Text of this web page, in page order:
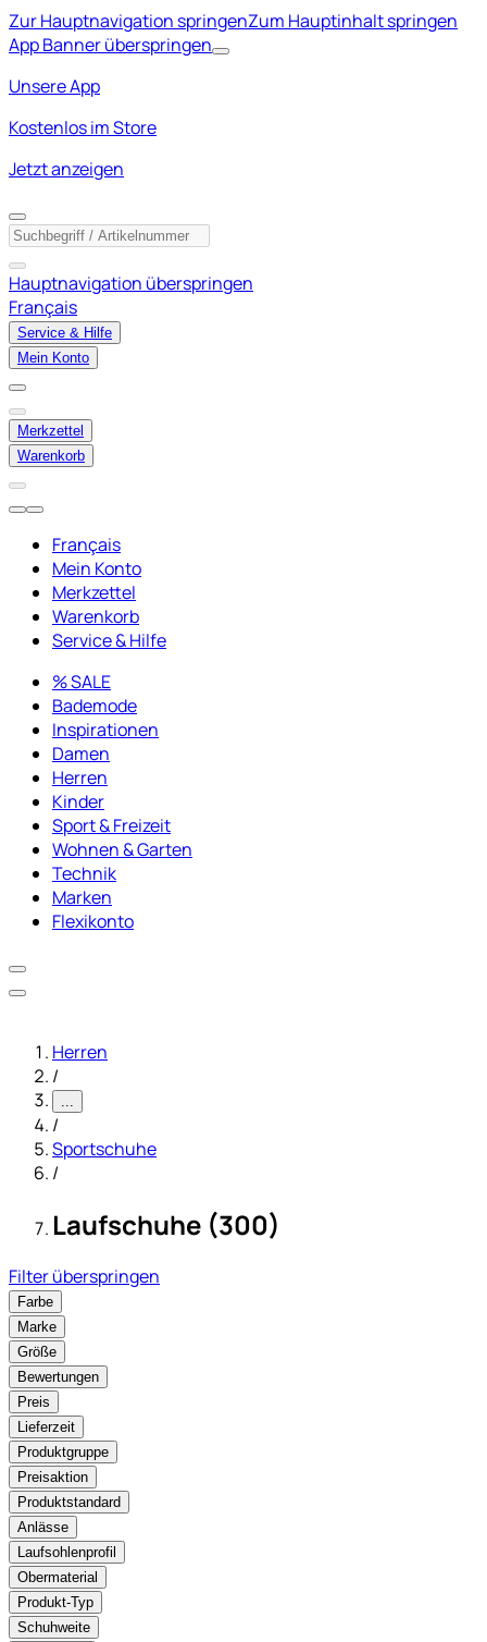
Zur Hauptnavigation springenZum Hauptinhalt springen
App Banner überspringen
Unsere App
Kostenlos im Store
Jetzt anzeigen
Hauptnavigation überspringen
Français
Service & Hilfe
Mein Konto
Merkzettel
Warenkorb
Français
Mein Konto
Merkzettel
Warenkorb
Service & Hilfe
% SALE
Bademode
Inspirationen
Damen
Herren
Kinder
Sport & Freizeit
Wohnen & Garten
Technik
Marken
Flexikonto
Herren
/
...
/
Sportschuhe
/
Laufschuhe (300)
Filter überspringen
Farbe
Marke
Größe
Bewertungen
Preis
Lieferzeit
Produktgruppe
Preisaktion
Produktstandard
Anlässe
Laufsohlenprofil
Obermaterial
Produkt-Typ
Schuhweite